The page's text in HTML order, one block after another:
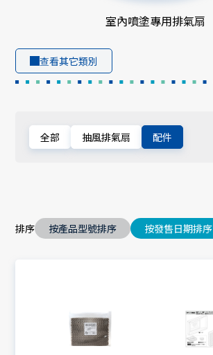
室內噴塗專用排氣扇
查看其它類別
全部 抽風排氣扇 配件
排序 按產品型號排序 按發售日期排序